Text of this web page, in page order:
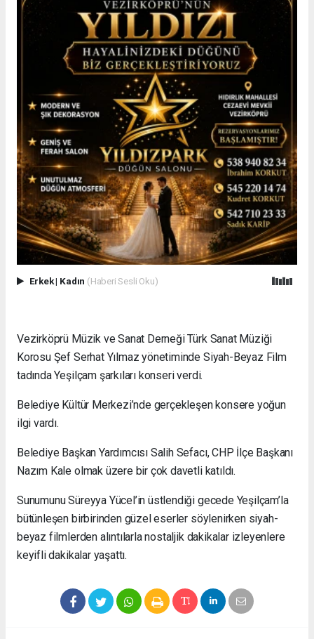
Erkek| Kadın (Haberi Sesli Oku)
Vezirköprü Müzik ve Sanat Derneği Türk Sanat Müziği
Korosu Şef Serhat Yılmaz yönetiminde Siyah-Beyaz Film
tadında Yeşilçam şarkıları konseri verdi.
Belediye Kültür Merkezi’nde gerçekleşen konsere yoğun
ilgi vardı.
Belediye Başkan Yardımcısı Salih Sefacı, CHP İlçe Başkanı
Nazım Kale olmak üzere bir çok davetli katıldı.
Sunumunu Süreyya Yücel’in üstlendiği gecede Yeşilçam’la
bütünleşen birbirinden güzel eserler söylenirken siyah-
beyaz filmlerden alıntılarla nostaljik dakikalar izleyenlere
keyifli dakikalar yaşattı.